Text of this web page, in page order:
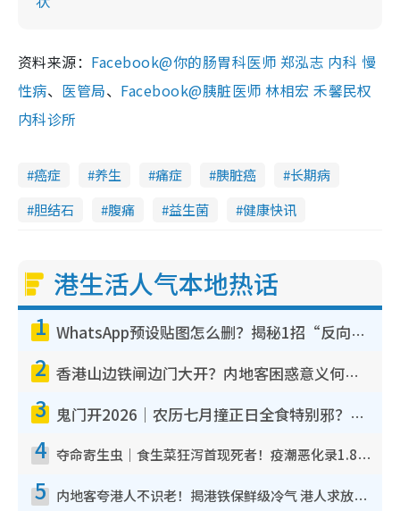
资料来源： Facebook@你的肠胃科医师 郑泓志 内科 慢
性病、 医管局、 Facebook@胰脏医师 林相宏 禾馨民权
内科诊所
癌症 养生 痛症 胰脏癌
长期病
胆结石
腹痛 益生菌 健康快讯
港生活人气本地热话
1 WhatsApp预设贴图怎么删？揭秘1招“反向操作”还原简洁界面 附3步实测教程
2 香港山边铁闸边门大开？内地客困惑意义何在！网友神回复：这种叫法理性防御
3 鬼门开2026｜农历七月撞正日全食特别邪？专家警告切忌做一事！揭4大禁忌+2招保平安
4 夺命寄生虫｜食生菜狂泻首现死者！疫潮恶化录1.8万宗病例 揭洗菜3大谬误
5 内地客夸港人不识老！揭港铁保鲜级冷气 港人求放过：别投诉